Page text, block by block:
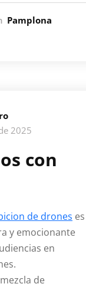
Pamplona
2025
con
de drones es
y emocionante
en
de